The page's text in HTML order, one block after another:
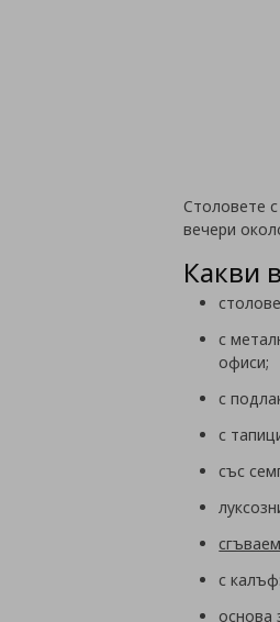
Столовете
вечери
Какви
с
офиси;
с
с
със
с
основа